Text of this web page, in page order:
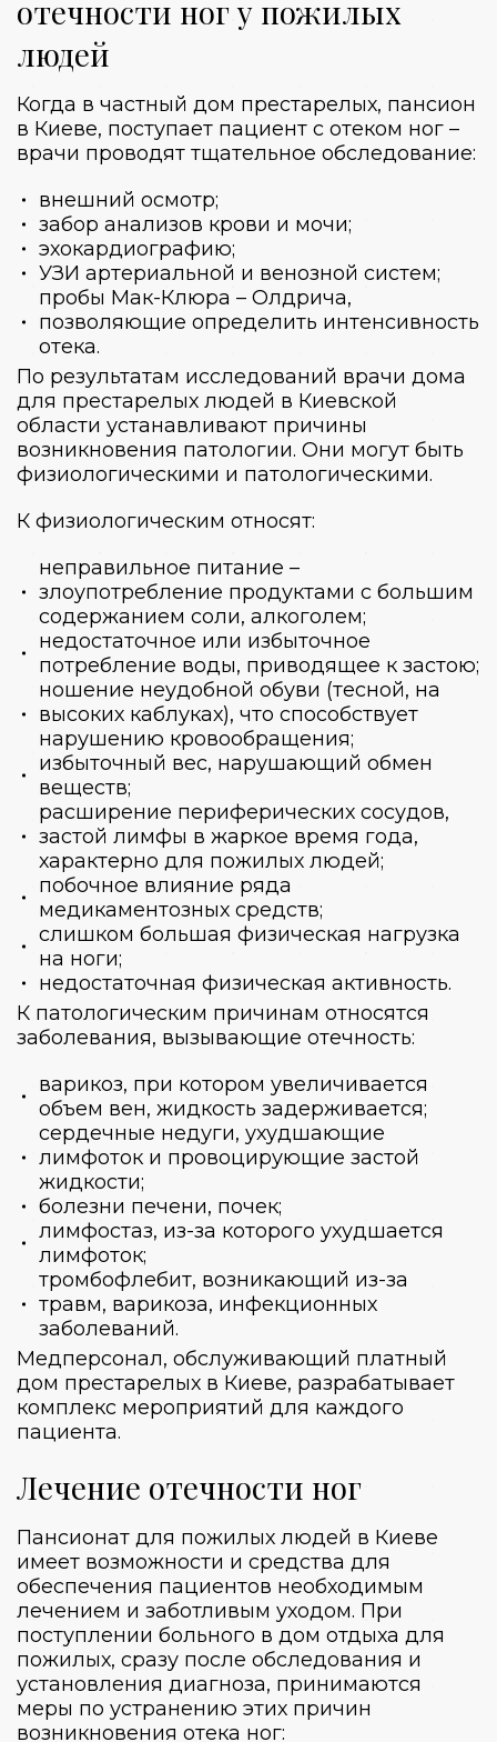
отечности ног у пожилых
людей
Когда в частный дом престарелых, пансион
в Киеве, поступает пациент с отеком ног –
врачи проводят тщательное обследование:
внешний осмотр;
забор анализов крови и мочи;
эхокардиографию;
УЗИ артериальной и венозной систем;
пробы Мак-Клюра – Олдрича,
позволяющие определить интенсивность
отека.
По результатам исследований врачи дома
для престарелых людей в Киевской
области устанавливают причины
возникновения патологии. Они могут быть
физиологическими и патологическими.
К физиологическим относят:
неправильное питание –
злоупотребление продуктами с большим
содержанием соли, алкоголем;
недостаточное или избыточное
потребление воды, приводящее к застою;
ношение неудобной обуви (тесной, на
высоких каблуках), что способствует
нарушению кровообращения;
избыточный вес, нарушающий обмен
веществ;
расширение периферических сосудов,
застой лимфы в жаркое время года,
характерно для пожилых людей;
побочное влияние ряда
медикаментозных средств;
слишком большая физическая нагрузка
на ноги;
недостаточная физическая активность.
К патологическим причинам относятся
заболевания, вызывающие отечность:
варикоз, при котором увеличивается
объем вен, жидкость задерживается;
сердечные недуги, ухудшающие
лимфоток и провоцирующие застой
жидкости;
болезни печени, почек;
лимфостаз, из-за которого ухудшается
лимфоток;
тромбофлебит, возникающий из-за
травм, варикоза, инфекционных
заболеваний.
Медперсонал, обслуживающий платный
дом престарелых в Киеве, разрабатывает
комплекс мероприятий для каждого
пациента.
Лечение отечности ног
Пансионат для пожилых людей в Киеве
имеет возможности и средства для
обеспечения пациентов необходимым
лечением и заботливым уходом. При
поступлении больного в дом отдыха для
пожилых, сразу после обследования и
установления диагноза, принимаются
меры по устранению этих причин
возникновения отека ног: